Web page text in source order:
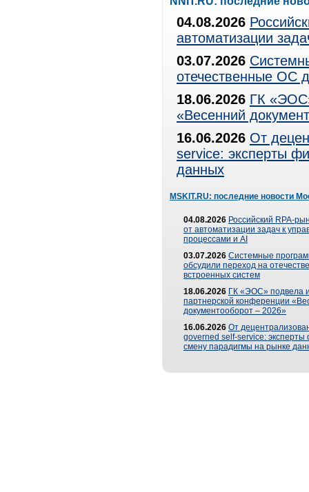
04.08.2026
автоматизации
03.07.2026
отечественные ОС
18.06.2026 ГК
«Весенний
16.06.2026 От
service: эксперты
данных
MSKIT.RU: последние новости
04.08.2026 Российский RPA-
от автоматизации задач к
процессами и AI
03.07.2026 Системные
обсудили переход на
встроенных систем
18.06.2026 ГК «ЭОС» подвела
партнерской конференции
документооборот – 2026»
16.06.2026 От
governed self-service: эксперты
смену парадигмы на рынке